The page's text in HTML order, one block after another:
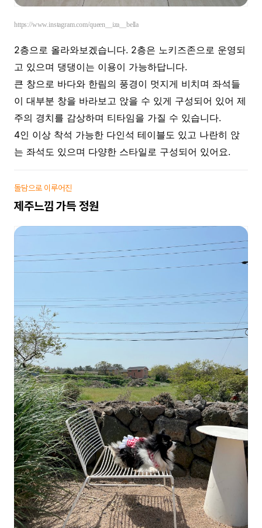
https://www.instagram.com/queen__iza__bella
2층으로 올라와보겠습니다. 2층은 노키즈존으로 운영되
고 있으며 댕댕이는 이용이 가능하답니다.
큰 창으로 바다와 한림의 풍경이 멋지게 비치며 좌석들
이 대부분 창을 바라보고 앉을 수 있게 구성되어 있어 제
주의 경치를 감상하며 티타임을 가질 수 있습니다.
4인 이상 착석 가능한 다인석 테이블도 있고 나란히 앉
는 좌석도 있으며 다양한 스타일로 구성되어 있어요.
돌담으로 이루어진
제주느낌 가득 정원